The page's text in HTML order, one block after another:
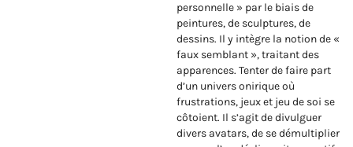
personnelle » par le biais de
peintures, de sculptures, de
dessins. Il y intègre la notion de «
faux semblant », traitant des
apparences. Tenter de faire part
d’un univers onirique où
frustrations, jeux et jeu de soi se
côtoient. Il s’agit de divulguer
divers avatars, de se démultiplier